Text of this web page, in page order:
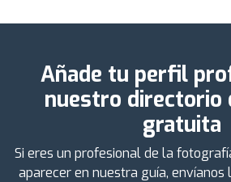
Añade tu perfil
nuestro directorio
gratuita
Si eres un profesional de la
aparecer en nuestra guía,